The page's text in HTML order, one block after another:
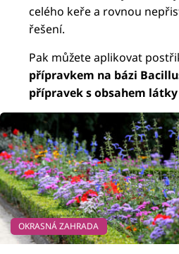
celého keře a rovnou
řešení.
Pak můžete aplikovat
přípravkem na bázi
přípravek s obsahem
OKRASNÁ ZAHRADA